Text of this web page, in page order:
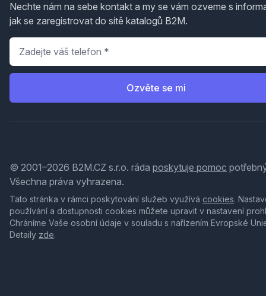
Nechte nám na sebe kontakt a my se vám ozveme s
jak se zaregistrovat do sítě katalogů B2M.
Telefon
Ozvěte se mi
© 2001–2026 B2M.CZ s.r.o. ráda poskytuje pomoc
Všechna práva vyhrazena.
Tato stránka v rámci poskytování služeb využívá cookies.
používání a dostupnosti cookies můžete upravit v nastavení
Chráníme Vaše osobní údaje v souladu s nařízením Evropské
Detaily zde.